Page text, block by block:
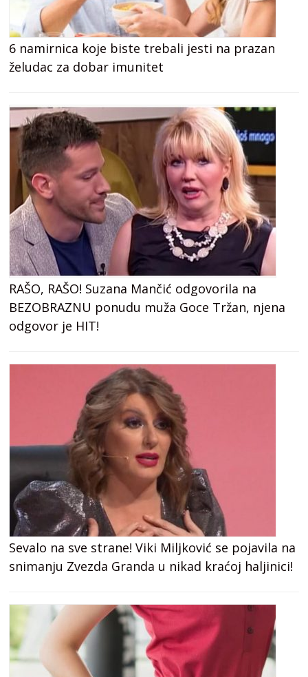
6 namirnica koje biste trebali jesti na prazan
želudac za dobar imunitet
RAŠO, RAŠO! Suzana Mančić odgovorila na
BEZOBRAZNU ponudu muža Goce Tržan, njena
odgovor je HIT!
Sevalo na sve strane! Viki Miljković se pojavila na
snimanju Zvezda Granda u nikad kraćoj haljinici!